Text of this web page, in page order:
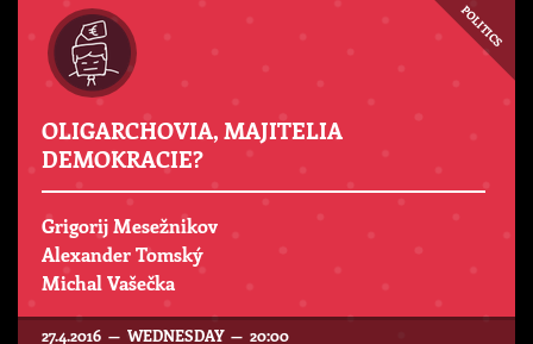
POLITICS
OLIGARCHOVIA, MAJITELIA
DEMOKRACIE?
Grigorij Mesežnikov
Alexander Tomský
Michal Vašečka
27.4.2016 — WEDNESDAY — 20:00